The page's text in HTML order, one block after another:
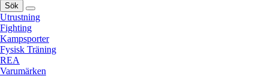
Sök
Utrustning
Fighting
Kampsporter
Fysisk Träning
REA
Varumärken